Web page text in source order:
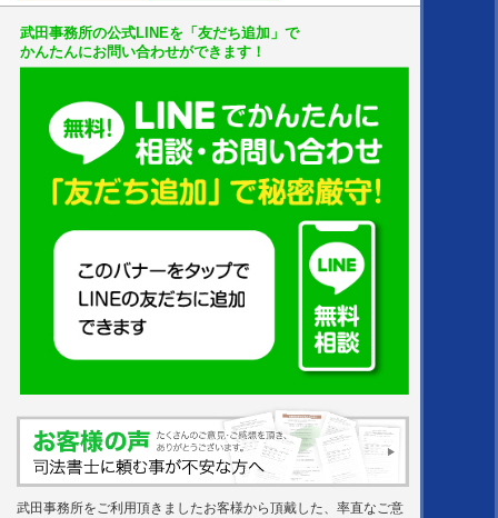
武田事務所の公式LINEを「友だち追加」で
かんたんにお問い合わせができます！
武田事務所をご利用頂きましたお客様から頂戴した、率直なご意